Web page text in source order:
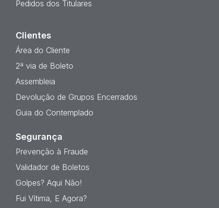
Pedidos dos Titulares
Clientes
Área do Cliente
2ª via de Boleto
Assembleia
Devolução de Grupos Encerrados
Guia do Contemplado
Segurança
Prevenção à Fraude
Validador de Boletos
Golpes? Aqui Não!
Fui Vítima, E Agora?